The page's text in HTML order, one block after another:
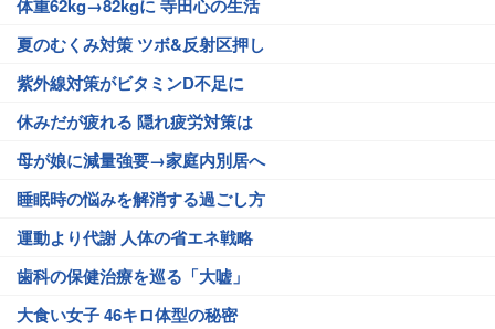
体重62kg→82kgに 寺田心の生活
夏のむくみ対策 ツボ&反射区押し
紫外線対策がビタミンD不足に
休みだが疲れる 隠れ疲労対策は
母が娘に減量強要→家庭内別居へ
睡眠時の悩みを解消する過ごし方
運動より代謝 人体の省エネ戦略
歯科の保健治療を巡る「大嘘」
大食い女子 46キロ体型の秘密